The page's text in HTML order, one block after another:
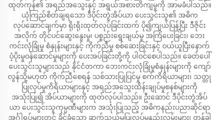
ထုတ်ကုန်၏ အရည်အသွေးနှင့် အရွယ်အစားတိကျမှုကို အာမခံပါသည်။
ယုံကြည်စိတ်ချရသော ဒီပိုင်းတွဲအိပ်ယာ ပေးသွင်းသူ၏ အဓိက
လုပ်ဆောင်ချက်မှာ ရိုးရိုးထုတ်လုပ်ခြင်းထက် ပို၍ကျယ်ပြန့်ပြီး ဒီဇိုင်း
အလိုက် တိုင်ပင်ဆွေးနွေးမှု၊ ပစ္စည်းရွေးချယ်မှု အကြံပေးခြင်း၊ ဘေး
ကင်းလုံခြုံမှု စံနှုန်းများနှင့် ကိုက်ညီမှု စစ်ဆေးခြင်းနှင့် ဝယ်ယူပြီးနောက်
ပံ့ပိုးမှုဝန်ဆောင်မှုများကို ပေးအပ်ခြင်းတို့ကို ပါဝင်စေပါသည်။ ခေတ်ပေါ်
ပေးသွင်းသူများသည် နိုင်ငံတကာ ဘေးကင်းလုံခြုံမှုစံနှုန်းများကို ကျော်
လွန်သို့မဟုတ် ကိုက်ညီစေရန် သစ်သားပြုပြင်မှု စက်ကိရိယာများ၊ သတ္တု
ပြုလုပ်မှုကိရိယာများနှင့် အရည်အသွေးထိန်းချုပ်မှုစနစ်များကို
အသုံးပြု၍ အိပ်ယာများကို ထုတ်လုပ်ပါသည်။ ဦးဆောင် ဒီပိုင်းတွဲအိပ်
ယာ ပေးသွင်းသူကုမ္ပဏီများက အသုံးပြုသည့် အဓိကနည်းပညာဆိုင်ရာ
အင်္ဂါရပ်များတွင် ခိုင်ခံ့သော ဆက်သွယ်မှုပြုလုပ်မှုနည်းလမ်းများ၊ တုန်ခါ